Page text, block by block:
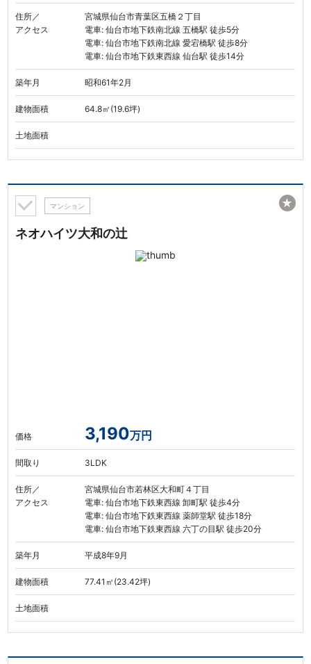
住所／
アクセス
宮城県仙台市青葉区五橋２丁目
電車: 仙台市地下鉄南北線 五橋駅 徒歩5分
電車: 仙台市地下鉄南北線 愛宕橋駅 徒歩8分
電車: 仙台市地下鉄東西線 仙台駅 徒歩14分
築年月 昭和61年2月
建物面積 64.8㎡(19.6坪)
土地面積
マンション
ネオハイツ大和の辻
価格 3,190万円
間取り 3LDK
住所／
アクセス
宮城県仙台市若林区大和町４丁目
電車: 仙台市地下鉄東西線 卸町駅 徒歩4分
電車: 仙台市地下鉄東西線 薬師堂駅 徒歩18分
電車: 仙台市地下鉄東西線 六丁の目駅 徒歩20分
築年月 平成8年9月
建物面積 77.41㎡(23.42坪)
土地面積
★